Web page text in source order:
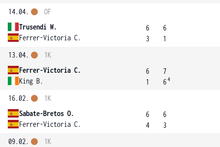
14.04.
Trusendi W.
Ferrer-Victoria C.
OF
6
3
6
1
13.04.
Ferrer-Victoria C.
King B.
1K
6
1
7
64
16.02.
Sabate-Bretos O.
Ferrer-Victoria C.
1K
6
4
6
3
09.02.
1K